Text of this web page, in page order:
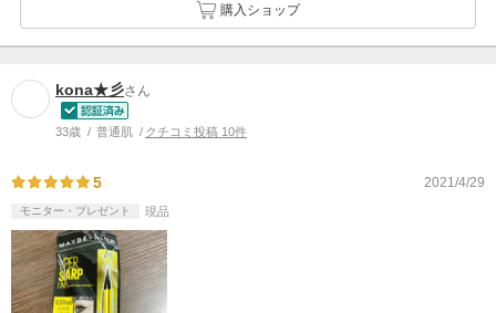
購入ショップ
kona★彡さん
33歳 普通肌 クチコミ投稿 10件
5 2021/4/29
モニター・プレゼント 現品